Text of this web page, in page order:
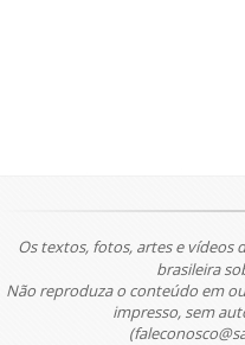
Os textos, fotos, artes e vídeos
brasileira
Não reproduza o conteúdo em
impresso, sem